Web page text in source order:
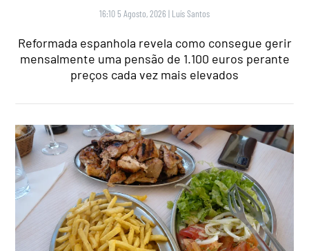
16:10 5 Agosto, 2026 | Luís Santos
Reformada espanhola revela como consegue gerir
mensalmente uma pensão de 1.100 euros perante
preços cada vez mais elevados